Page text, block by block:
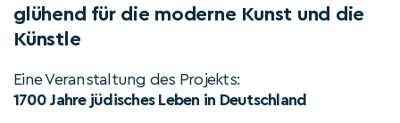
glühend für die moderne Kunst und die
Künstle
Eine Veranstaltung des Projekts:
1700 Jahre jüdisches Leben in Deutschland